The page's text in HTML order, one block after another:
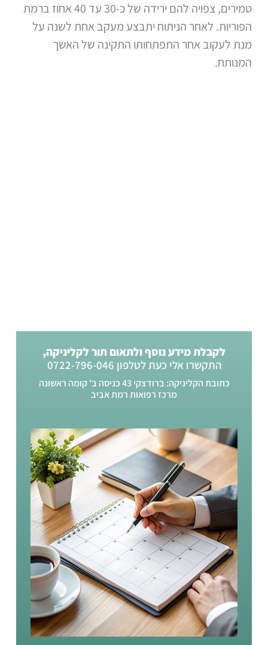
טמירים, צפויה להם ירידה של כ-30 עד 40 אחוז ברמת
הפוריות. לאחר הניתוח יתבצע מעקב אחת לשנה על
מנת לעקוב אחר התפתחותו התקינה של האשך
המנותח.
לקבלת מידע נוסף ולתאום תור לקליניקה,
התקשרו אלי כעת לטלפון 0722-796-046
כתובת הקליניקה: ברודצקי 43 כניסה ב' קומה ראשונה
מרכז רפואות רמת אביב